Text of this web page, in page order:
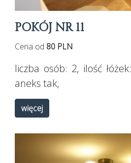
POKÓJ NR 11
Cena od 80 PLN
liczba osób: 2, ilość łóżek:
aneks tak,
więcej